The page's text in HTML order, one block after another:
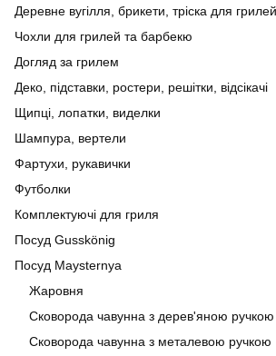
Деревне вугілля, брикети, тріска для
Чохли для грилей та барбекю
Догляд за грилем
Деко, підставки, ростери, решітки, відсікачі
Щипці, лопатки, виделки
Шампура, вертели
Фартухи, рукавички
Футболки
Комплектуючі для гриля
Посуд Gusskönig
Посуд Maysternya
Жаровня
Сковорода чавунна з дерев'яною ручкою
Сковорода чавунна з металевою ручкою